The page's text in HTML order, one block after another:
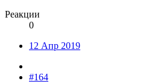
Реакции
0
12 Апр 2019
#164